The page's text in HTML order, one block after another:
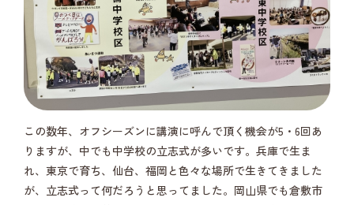
この数年、オフシーズンに講演に呼んで頂く機会が5・6回あ
りますが、中でも中学校の立志式が多いです。兵庫で生ま
れ、東京で育ち、仙台、福岡と色々な場所で生きてきました
が、立志式って何だろうと思ってました。岡山県でも倉敷市